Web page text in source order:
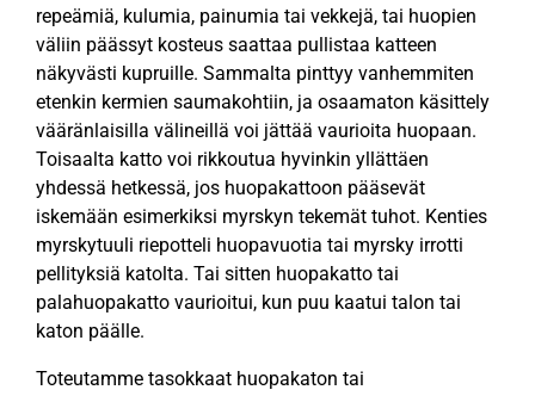
repeämiä, kulumia, painumia tai vekkejä, tai huopien
väliin päässyt kosteus saattaa pullistaa katteen
näkyvästi kupruille. Sammalta pinttyy vanhemmiten
etenkin kermien saumakohtiin, ja osaamaton käsittely
vääränlaisilla välineillä voi jättää vaurioita huopaan.
Toisaalta katto voi rikkoutua hyvinkin yllättäen
yhdessä hetkessä, jos huopakattoon pääsevät
iskemään esimerkiksi myrskyn tekemät tuhot. Kenties
myrskytuuli riepotteli huopavuotia tai myrsky irrotti
pellityksiä katolta. Tai sitten huopakatto tai
palahuopakatto vaurioitui, kun puu kaatui talon tai
katon päälle.
Toteutamme tasokkaat huopakaton tai